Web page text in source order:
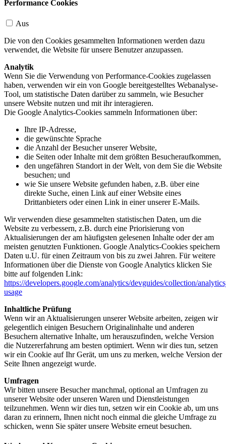
Performance Cookies
Aus
Die von den Cookies gesammelten Informationen werden dazu
verwendet, die Website für unsere Benutzer anzupassen.
Analytik
Wenn Sie die Verwendung von Performance-Cookies zugelassen
haben, verwenden wir ein von Google bereitgestelltes Webanalyse-
Tool, um statistische Daten darüber zu sammeln, wie Besucher
unsere Website nutzen und mit ihr interagieren.
Die Google Analytics-Cookies sammeln Informationen über:
Ihre IP-Adresse,
die gewünschte Sprache
die Anzahl der Besucher unserer Website,
die Seiten oder Inhalte mit dem größten Besucheraufkommen,
den ungefähren Standort in der Welt, von dem Sie die Website
besuchen; und
wie Sie unsere Website gefunden haben, z.B. über eine
direkte Suche, einen Link auf einer Website eines
Drittanbieters oder einen Link in einer unserer E-Mails.
Wir verwenden diese gesammelten statistischen Daten, um die
Website zu verbessern, z.B. durch eine Priorisierung von
Aktualisierungen der am häufigsten gelesenen Inhalte oder der am
meisten genutzten Funktionen. Google Analytics-Cookies speichern
Daten u.U. für einen Zeitraum von bis zu zwei Jahren. Für weitere
Informationen über die Dienste von Google Analytics klicken Sie
bitte auf folgenden Link:
https://developers.google.com/analytics/devguides/collection/
usage
Inhaltliche Prüfung
Wenn wir an Aktualisierungen unserer Website arbeiten, zeigen wir
gelegentlich einigen Besuchern Originalinhalte und anderen
Besuchern alternative Inhalte, um herauszufinden, welche Version
die Nutzererfahrung am besten optimiert. Wenn wir dies tun, setzen
wir ein Cookie auf Ihr Gerät, um uns zu merken, welche Version der
Seite Ihnen angezeigt wurde.
Umfragen
Wir bitten unsere Besucher manchmal, optional an Umfragen zu
unserer Website oder unseren Waren und Dienstleistungen
teilzunehmen. Wenn wir dies tun, setzen wir ein Cookie ab, um uns
daran zu erinnern, Ihnen nicht noch einmal die gleiche Umfrage zu
schicken, wenn Sie später unsere Website erneut besuchen.